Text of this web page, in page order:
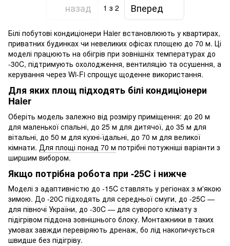
назад 1 з 2 Вперед
Білі побутові кондиціонери Haier встановлюють у квартирах,
приватних будинках чи невеликих офісах площею до 70 м. Ці
моделі працюють на обігрів при зовнішніх температурах до
-30C, підтримують охолодження, вентиляцію та осушення, а
керування через Wi-Fi спрощує щоденне використання.
Для яких площ підходять білі кондиціонери
Haier
Оберіть модель залежно від розміру приміщення: до 20 м
для маленької спальні, до 25 м для дитячої, до 35 м для
вітальні, до 50 м для кухні-їдальні, до 70 м для великої
кімнати. Для площі понад 70 м потрібні потужніші варіанти з
ширшим вибором.
Якщо потрібна робота при -25C і нижче
Моделі з адаптивністю до -15C ставлять у регіонах з м'якою
зимою. До -20C підходять для середньої смуги, до -25C —
для півночі України, до -30C — для суворого клімату з
підігрівом піддона зовнішнього блоку. Монтажники в таких
умовах завжди перевіряють дренаж, бо лід накопичується
швидше без підігріву.